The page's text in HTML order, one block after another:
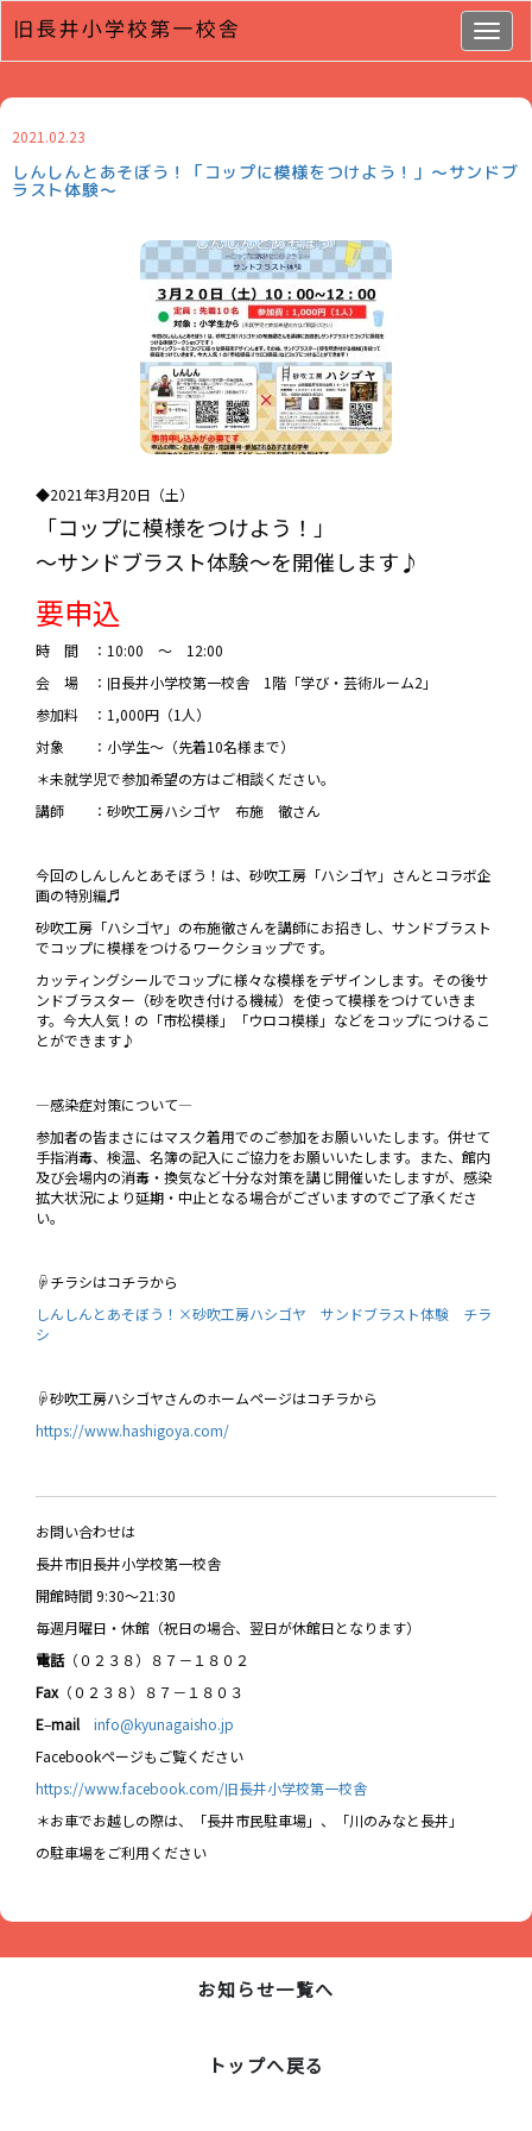
2021.02.23
しんしんとあそぼう！「コップに模様をつけよう！」～サンドブ
ラスト体験～
◆2021年3月20日（土）
「コップに模様をつけよう！」
～サンドブラスト体験～を開催します♪
要申込
時 間 ：10:00 ～ 12:00
会 場 ：旧長井小学校第一校舎 1階「学び・芸術ルーム2」
参加料 ：1,000円（1人）
対象 ：小学生～（先着10名様まで）
＊未就学児で参加希望の方はご相談ください。
講師 ：砂吹工房ハシゴヤ 布施 徹さん
今回のしんしんとあそぼう！は、砂吹工房「ハシゴヤ」さんとコラボ企
画の特別編♬
砂吹工房「ハシゴヤ」の布施徹さんを講師にお招きし、サンドブラスト
でコップに模様をつけるワークショップです。
カッティングシールでコップに様々な模様をデザインします。その後サ
ンドブラスター（砂を吹き付ける機械）を使って模様をつけていきま
す。今大人気！の「市松模様」「ウロコ模様」などをコップにつけるこ
とができます♪
―感染症対策について―
参加者の皆まさにはマスク着用でのご参加をお願いいたします。併せて
手指消毒、検温、名簿の記入にご協力をお願いいたします。また、館内
及び会場内の消毒・換気など十分な対策を講じ開催いたしますが、感染
拡大状況により延期・中止となる場合がございますのでご了承くださ
い。
☟チラシはコチラから
しんしんとあそぼう！×砂吹工房ハシゴヤ サンドブラスト体験 チラ
シ
☟砂吹工房ハシゴヤさんのホームページはコチラから
https://www.hashigoya.com/
お問い合わせは
長井市旧長井小学校第一校舎
開館時間 9:30～21:30
毎週月曜日・休館（祝日の場合、翌日が休館日となります）
電話（０２３８）８７－１８０２
Fax （０２３８）８７－１８０３
E–mail info@kyunagaisho.jp
Facebookページもご覧ください
https://www.facebook.com/旧長井小学校第一校舎
＊お車でお越しの際は、「長井市民駐車場」、「川のみなと長井」
の駐車場をご利用ください
お知らせ一覧へ
トップへ戻る